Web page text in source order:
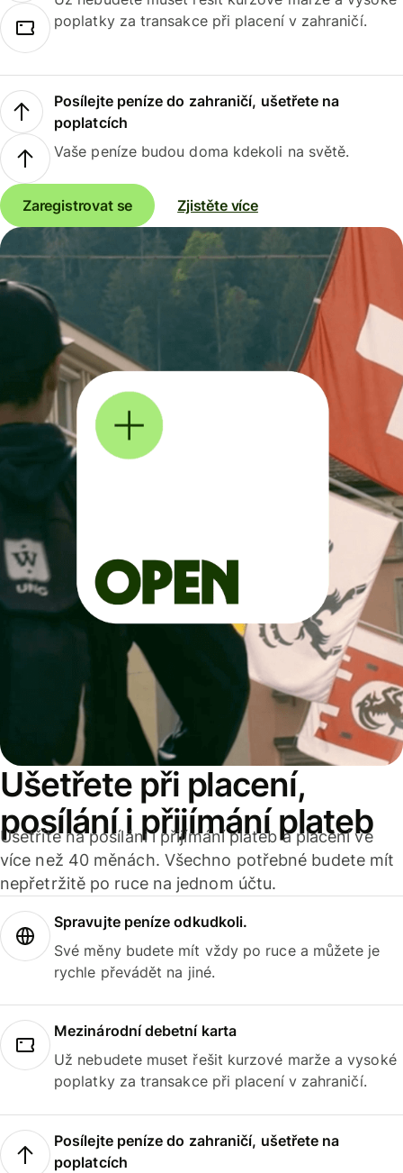
poplatky za transakce při placení v zahraničí.
Posílejte peníze do zahraničí, ušetřete na
poplatcích
Vaše peníze budou doma kdekoli na světě.
Zaregistrovat se Zjistěte více
Ušetřete při placení,
posílání i přijímání plateb
Ušetříte na posílání i přijímání plateb a placení ve
více než 40 měnách. Všechno potřebné budete mít
nepřetržitě po ruce na jednom účtu.
Spravujte peníze odkudkoli.
Své měny budete mít vždy po ruce a můžete je
rychle převádět na jiné.
Mezinárodní debetní karta
Už nebudete muset řešit kurzové marže a vysoké
poplatky za transakce při placení v zahraničí.
Posílejte peníze do zahraničí, ušetřete na
poplatcích